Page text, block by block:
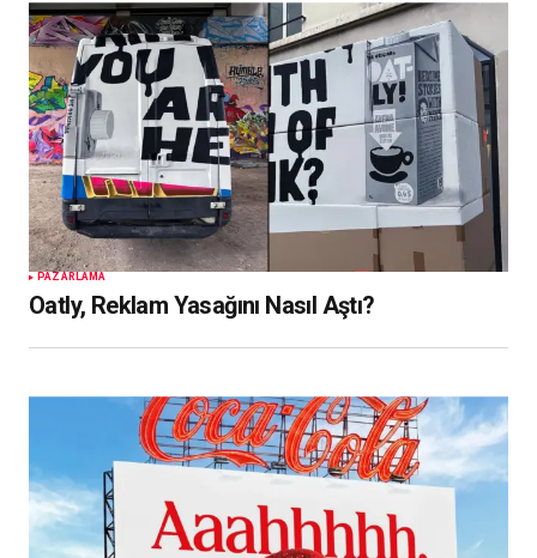
PAZARLAMA
Oatly, Reklam Yasağını Nasıl Aştı?